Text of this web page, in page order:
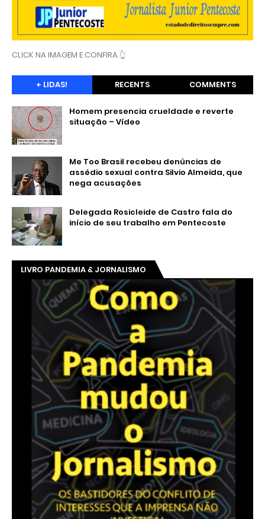
CLICK NA IMAGEM E CONFIRA 👆
+ LIDAS! RECENTS COMMENTS
Homem presencia crueldade e reverte
situação – Vídeo
Me Too Brasil recebeu denúncias de
assédio sexual contra Silvio Almeida, que
nega acusações
Delegada Rosicleide de Castro fala do
início de seu trabalho em Pentecoste
LIVRO PANDEMIA & JORNALISMO